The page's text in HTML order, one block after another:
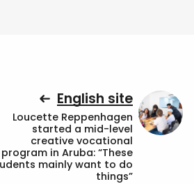
English site
Loucette Reppenhagen
started a mid-level
creative vocational
program in Aruba: “These
mainly want to do
things”